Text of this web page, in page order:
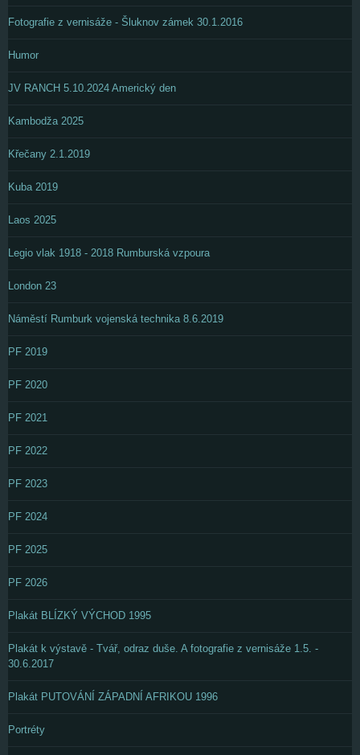
Fotografie z vernisáže - Šluknov zámek 30.1.2016
Humor
JV RANCH 5.10.2024 Americký den
Kambodža 2025
Křečany 2.1.2019
Kuba 2019
Laos 2025
Legio vlak 1918 - 2018 Rumburská vzpoura
London 23
Náměstí Rumburk vojenská technika 8.6.2019
PF 2019
PF 2020
PF 2021
PF 2022
PF 2023
PF 2024
PF 2025
PF 2026
Plakát BLÍZKÝ VÝCHOD 1995
Plakát k výstavě - Tvář, odraz duše. A fotografie z vernisáže 1.5. -
30.6.2017
Plakát PUTOVÁNÍ ZÁPADNÍ AFRIKOU 1996
Portréty